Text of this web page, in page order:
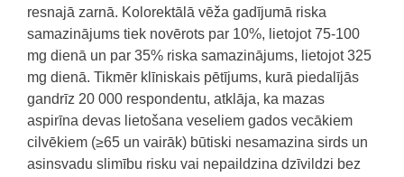
resnajā zarnā. Kolorektālā vēža gadījumā riska
samazinājums tiek novērots par 10%, lietojot 75-100
mg dienā un par 35% riska samazinājums, lietojot 325
mg dienā. Tikmēr klīniskais pētījums, kurā piedalījās
gandrīz 20 000 respondentu, atklāja, ka mazas
aspirīna devas lietošana veseliem gados vecākiem
cilvēkiem (≥65 un vairāk) būtiski nesamazina sirds un
asinsvadu slimību risku vai nepaildzina dzīvildzi bez